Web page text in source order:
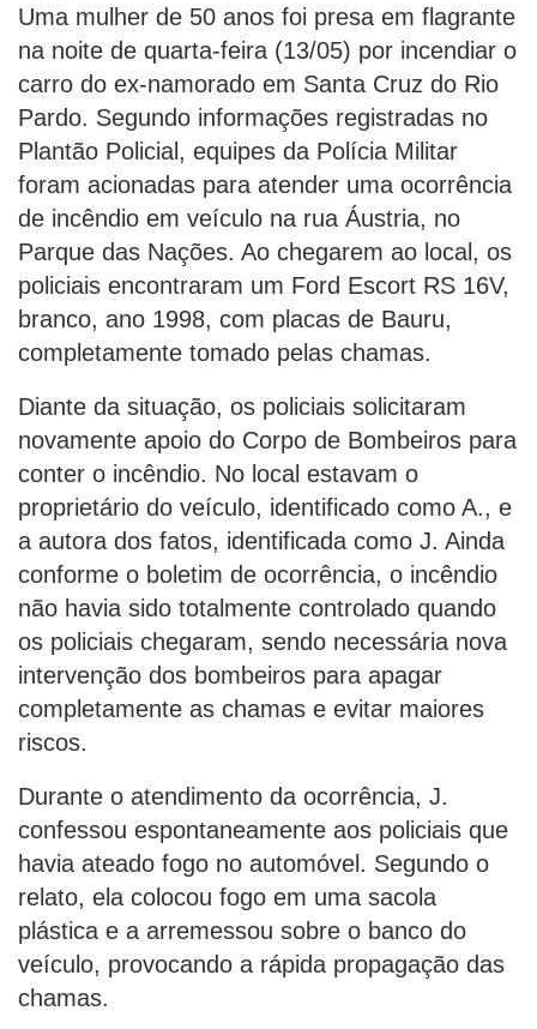
Uma mulher de 50 anos foi presa em flagrante
na noite de quarta-feira (13/05) por incendiar o
carro do ex-namorado em Santa Cruz do Rio
Pardo. Segundo informações registradas no
Plantão Policial, equipes da Polícia Militar
foram acionadas para atender uma ocorrência
de incêndio em veículo na rua Áustria, no
Parque das Nações. Ao chegarem ao local, os
policiais encontraram um Ford Escort RS 16V,
branco, ano 1998, com placas de Bauru,
completamente tomado pelas chamas.
Diante da situação, os policiais solicitaram
novamente apoio do Corpo de Bombeiros para
conter o incêndio. No local estavam o
proprietário do veículo, identificado como A., e
a autora dos fatos, identificada como J. Ainda
conforme o boletim de ocorrência, o incêndio
não havia sido totalmente controlado quando
os policiais chegaram, sendo necessária nova
intervenção dos bombeiros para apagar
completamente as chamas e evitar maiores
riscos.
Durante o atendimento da ocorrência, J.
confessou espontaneamente aos policiais que
havia ateado fogo no automóvel. Segundo o
relato, ela colocou fogo em uma sacola
plástica e a arremessou sobre o banco do
veículo, provocando a rápida propagação das
chamas.